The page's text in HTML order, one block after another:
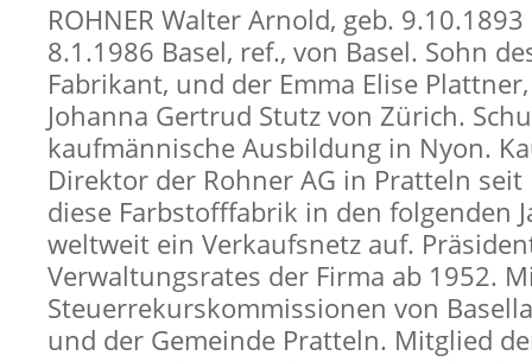
ROHNER Walter Arnold, geb. 9.10.1893
8.1.1986 Basel, ref., von Basel. Sohn
Fabrikant, und der Emma Elise
Johanna Gertrud Stutz von Zürich.
kaufmännische Ausbildung in Nyon.
Direktor der Rohner AG in Pratteln
diese Farbstofffabrik in den folgenden
weltweit ein Verkaufsnetz auf.
Verwaltungsrates der Firma ab 1952.
Steuerrekurskommissionen von
und der Gemeinde Pratteln. Mitglied